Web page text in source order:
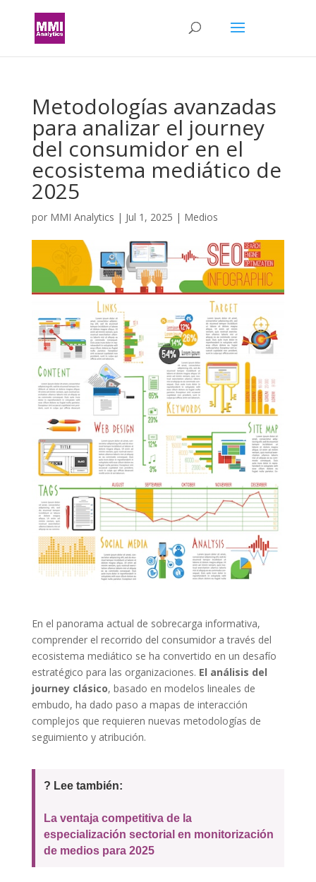
Metodologías avanzadas
para analizar el journey
del consumidor en el
ecosistema mediático de
2025
por MMI Analytics | Jul 1, 2025 | Medios
En el panorama actual de sobrecarga informativa,
comprender el recorrido del consumidor a través del
ecosistema mediático se ha convertido en un desafío
estratégico para las organizaciones. El análisis del
journey clásico, basado en modelos lineales de
embudo, ha dado paso a mapas de interacción
complejos que requieren nuevas metodologías de
seguimiento y atribución.
? Lee también:
La ventaja competitiva de la
especialización sectorial en monitorización
de medios para 2025